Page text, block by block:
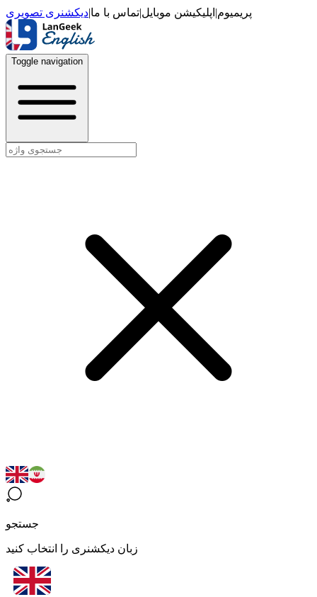
پریمیوم| اپلیکیشن موبایل|تماس با ما|دیکشنری تصویری
Toggle navigation
جستجو
زبان دیکشنری را انتخاب کنید